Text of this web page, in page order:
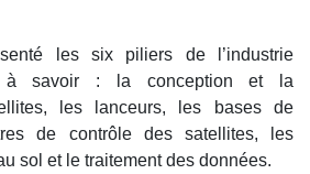
les six piliers de l’industrie
à savoir : la conception et la
les lanceurs, les bases de
de contrôle des satellites, les
sol et le traitement des données.